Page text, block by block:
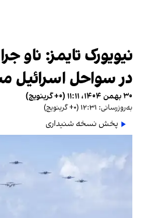
نیویورک تایمز: ناو
در سواحل اسرائیل
۳۰ بهمن ۱۴۰۴، ۱۱:۱۱ (‎+۰ گرینویچ)
به‌روزرسانی: ۱۲:۳۱ (‎+۰ گرینویچ)
پخش نسخه شنیداری